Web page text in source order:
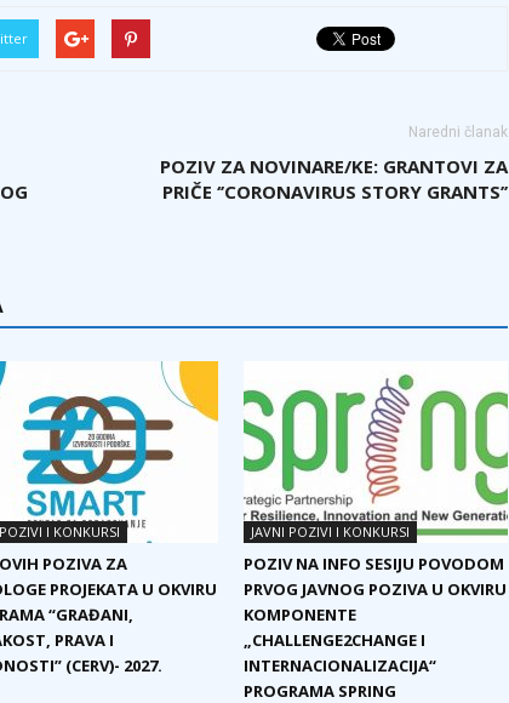
Naredni članak
POZIV ZA NOVINARE/KE: GRANTOVI ZA
PRIČE ‘’CORONAVIRUS STORY GRANTS’’
I KONKURSI
POZIVA ZA
PROJEKATA U OKVIRU
“GRAĐANI,
PRAVA I
(CERV)- 2027.
JAVNI POZIVI I KONKURSI
POZIV NA INFO SESIJU POVODOM
PRVOG JAVNOG POZIVA U OKVIRU
KOMPONENTE
„CHALLENGE2CHANGE I
INTERNACIONALIZACIJA“
PROGRAMA SPRING